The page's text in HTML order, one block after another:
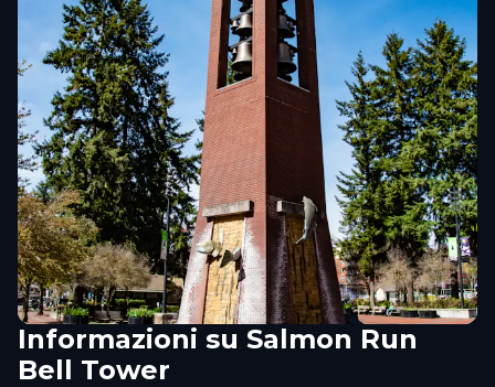
Informazioni su Salmon Run
Bell Tower